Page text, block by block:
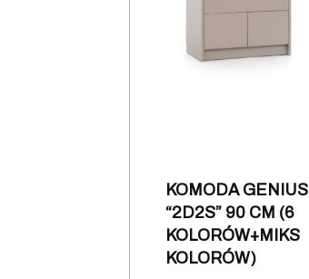
KOMODA GENIUS
“2D2S” 90 CM (6
KOLORÓW+MIKS
KOLORÓW)